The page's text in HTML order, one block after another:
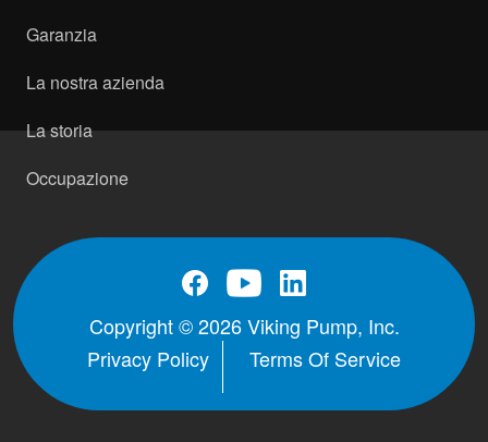
Garanzia
La nostra azienda
La storia
Occupazione
Copyright © 2026 Viking Pump, Inc.
Privacy Policy
Terms Of Service